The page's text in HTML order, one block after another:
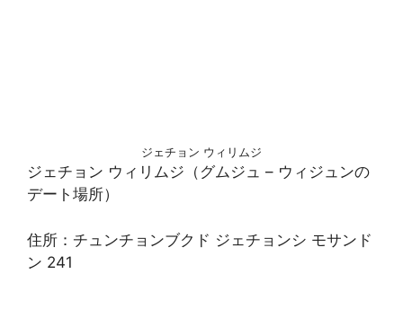
ジェチョン ウィリムジ
ジェチョン ウィリムジ（グムジュ – ウィジュンの
デート場所）
住所：チュンチョンブクド ジェチョンシ モサンド
ン 241